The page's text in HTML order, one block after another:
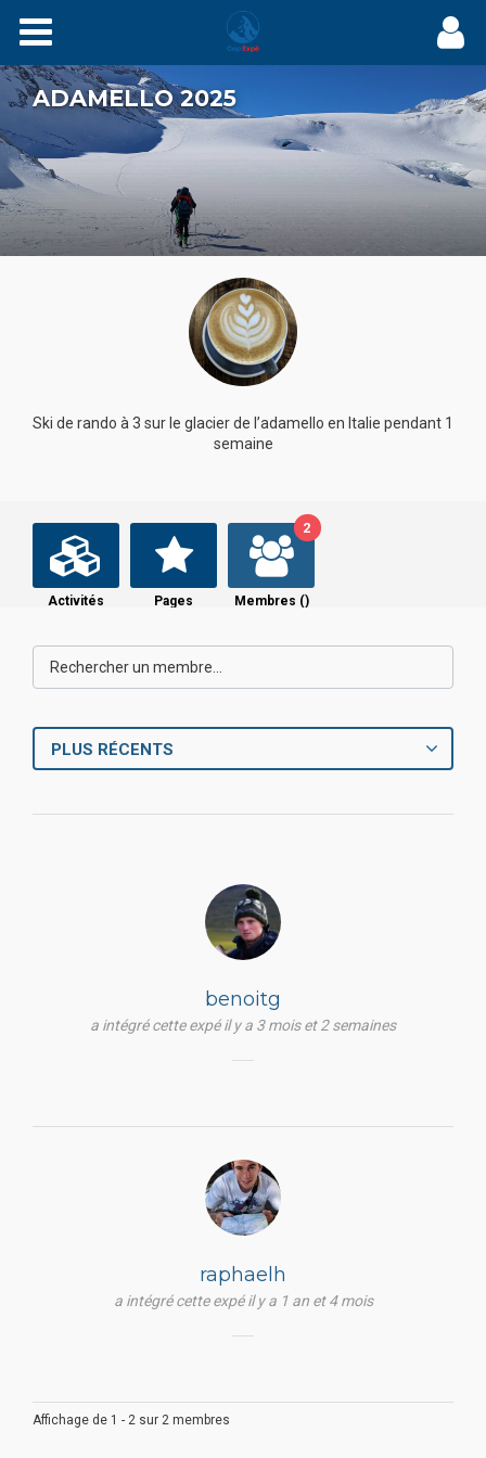
Récits
Videos
Carnets
Adhérez
ADAMELLO 2025
Ski de rando à 3 sur le glacier de l’adamello en Italie pendant 1
semaine
Activités Pages Membres (
2
)
PLUS RÉCENTS
benoitg
a intégré cette expé il y a 3 mois et 2 semaines
raphaelh
a intégré cette expé il y a 1 an et 4 mois
Affichage de 1 - 2 sur 2 membres